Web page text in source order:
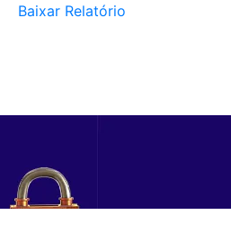
Baixar Relatório